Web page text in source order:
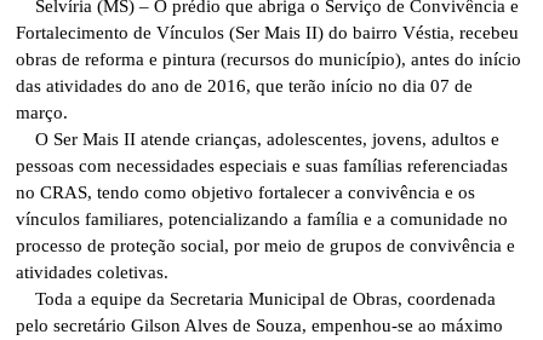
Selvíria (MS) – O prédio que abriga o Serviço de Convivência e
Fortalecimento de Vínculos (Ser Mais II) do bairro Véstia, recebeu
obras de reforma e pintura (recursos do município), antes do início
das atividades do ano de 2016, que terão início no dia 07 de
março.
O Ser Mais II atende crianças, adolescentes, jovens, adultos e
pessoas com necessidades especiais e suas famílias referenciadas
no CRAS, tendo como objetivo fortalecer a convivência e os
vínculos familiares, potencializando a família e a comunidade no
processo de proteção social, por meio de grupos de convivência e
atividades coletivas.
Toda a equipe da Secretaria Municipal de Obras, coordenada
pelo secretário Gilson Alves de Souza, empenhou-se ao máximo